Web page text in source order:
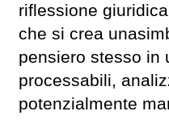
riflessione
che si crea
pensiero stesso in
processabili,
potenzialmente